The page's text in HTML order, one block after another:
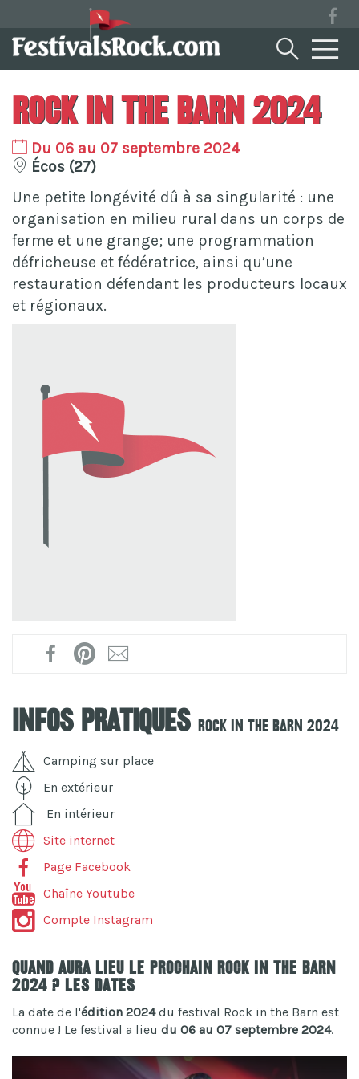
Rock in the Barn 2024
Du 06 au 07 septembre 2024
Écos (27)
Une petite longévité dû à sa singularité : une
organisation en milieu rural dans un corps de
ferme et une grange; une programmation
défricheuse et fédératrice, ainsi qu’une
restauration défendant les producteurs locaux
et régionaux.
Infos pratiques Rock in the Barn 2024
Camping sur place
En extérieur
En intérieur
Site internet
Page Facebook
Chaîne Youtube
Compte Instagram
Quand aura lieu le prochain Rock in the Barn
2024 ? Les dates
La date de l'édition 2024du festival Rock in the Barn est
connue ! Le festival a lieu du 06 au 07 septembre 2024.